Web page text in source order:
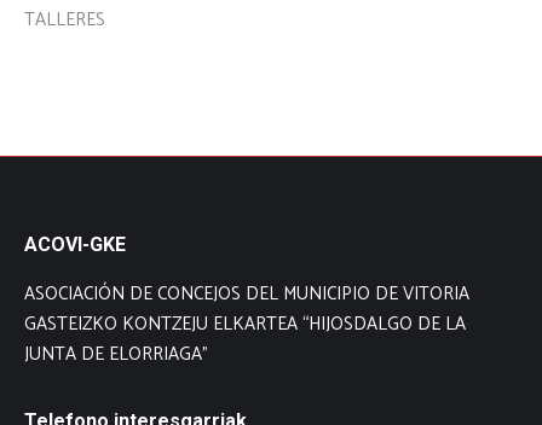
TALLERES
ACOVI-GKE
ASOCIACIÓN DE CONCEJOS DEL MUNICIPIO DE VITORIA
GASTEIZKO KONTZEJU ELKARTEA “HIJOSDALGO DE LA
JUNTA DE ELORRIAGA”